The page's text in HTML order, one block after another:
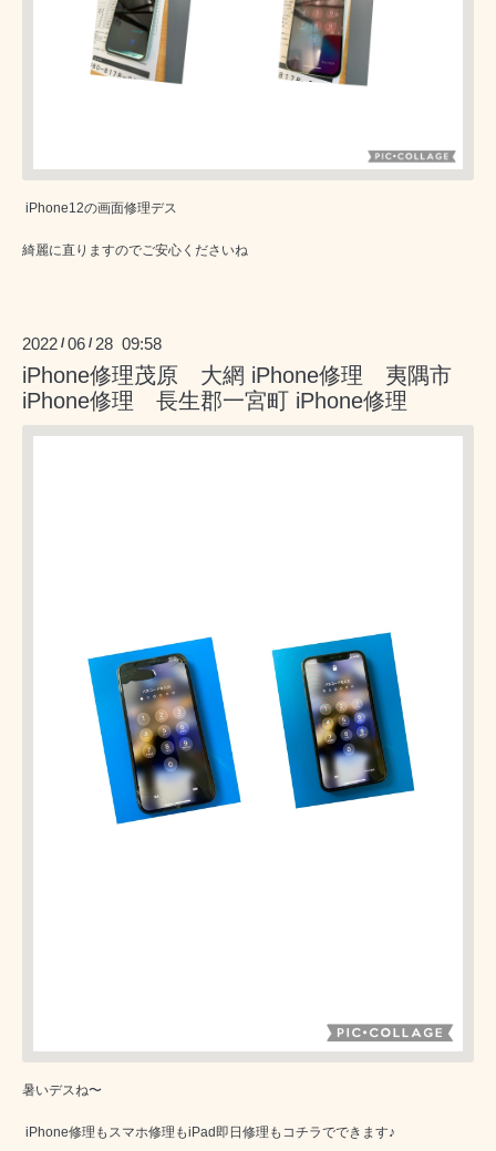
iPhone12の画面修理デス
綺麗に直りますのでご安心くださいね
2022 /06 / 28 09:58
iPhone修理茂原 大網 iPhone修理 夷隅市
iPhone修理 長生郡一宮町 iPhone修理
暑いデスね〜
iPhone修理もスマホ修理もiPad即日修理もコチラでできます♪